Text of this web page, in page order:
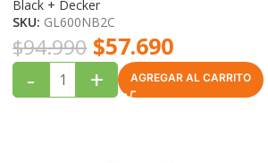
Black + Decker
SKU: GL600NB2C
$94.990 $57.690
- + AGREGAR AL CARRITO